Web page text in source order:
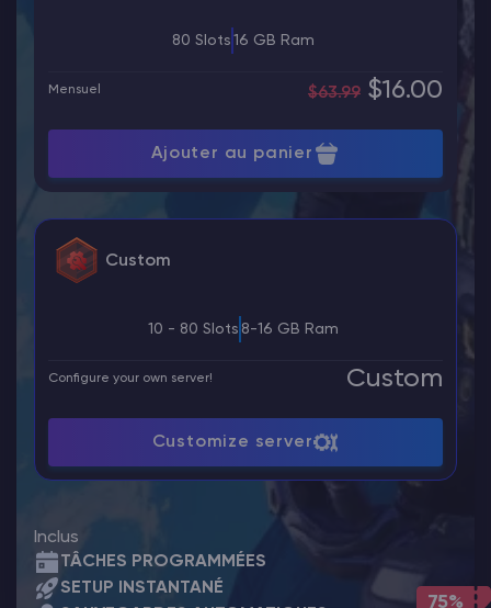
75%
80 Slots 16 GB Ram
Mensuel $63.99 $16.00
Ajouter au panier
Custom
10 - 80 Slots 8-16 GB Ram
Configure your own server! Custom
Customize server
Inclus
TÂCHES PROGRAMMÉES
SETUP INSTANTANÉ